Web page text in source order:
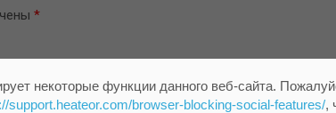
*
некоторые функции данного веб-сайта.
support.heateor.com/browser-blocking-social-features/,